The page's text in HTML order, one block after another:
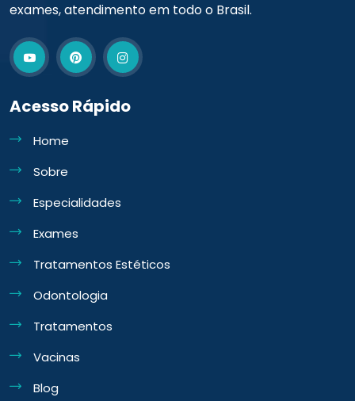
exames, atendimento em todo o Brasil.
Acesso Rápido
Home
Sobre
Especialidades
Exames
Tratamentos Estéticos
Odontologia
Tratamentos
Vacinas
Blog